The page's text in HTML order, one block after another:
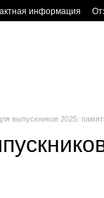
информация
выпускников 2025: